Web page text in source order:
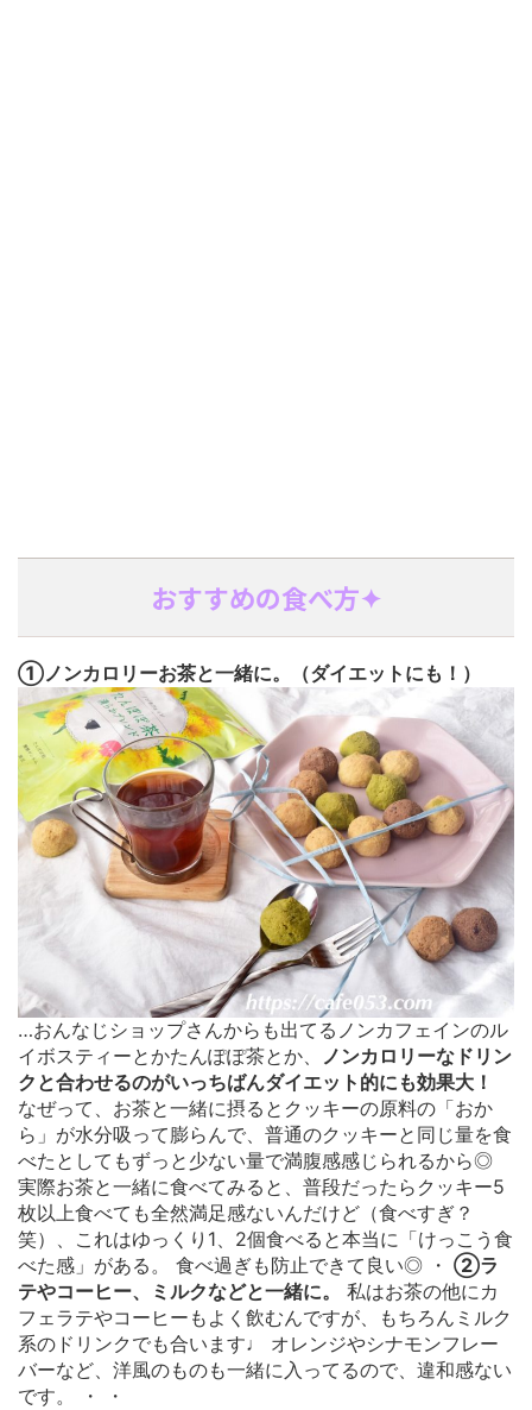
おすすめの食べ方✦
①ノンカロリーお茶と一緒に。（ダイエットにも！）
…おんなじショップさんからも出てるノンカフェインのル
イボスティーとかたんぽぽ茶とか、 ノンカロリーなドリン
クと合わせるのがいっちばんダイエット的にも効果大！
なぜって、お茶と一緒に摂るとクッキーの原料の「おか
ら」が水分吸って膨らんで、普通のクッキーと同じ量を食
べたとしてもずっと少ない量で満腹感感じられるから◎
実際お茶と一緒に食べてみると、普段だったらクッキー5
枚以上食べても全然満足感ないんだけど（食べすぎ？
笑）、これはゆっくり1、2個食べると本当に「けっこう食
べた感」がある。 食べ過ぎも防止できて良い◎ ・ ②ラ
テやコーヒー、ミルクなどと一緒に。
私はお茶の他にカ
フェラテやコーヒーもよく飲むんですが、もちろんミルク
系のドリンクでも合います♩ オレンジやシナモンフレー
バーなど、洋風のものも一緒に入ってるので、違和感ない
です。
・ ・